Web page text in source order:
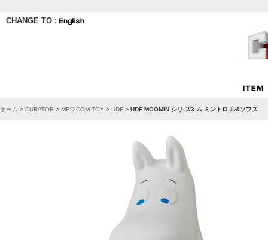
CHANGE TO :
ホーム > CURATOR > MEDICOM TOY > UDF > UDF MOOMIN シリ-ズ3 ム-ミントロ-ル&ソフス